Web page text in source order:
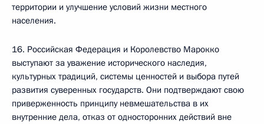
территории и улучшение условий жизни местного
населения.
16. Российская Федерация и Королевство Марокко
выступают за уважение исторического наследия,
культурных традиций, системы ценностей и выбора путей
развития суверенных государств. Они подтверждают свою
приверженность принципу невмешательства в их
внутренние дела, отказ от односторонних действий вне